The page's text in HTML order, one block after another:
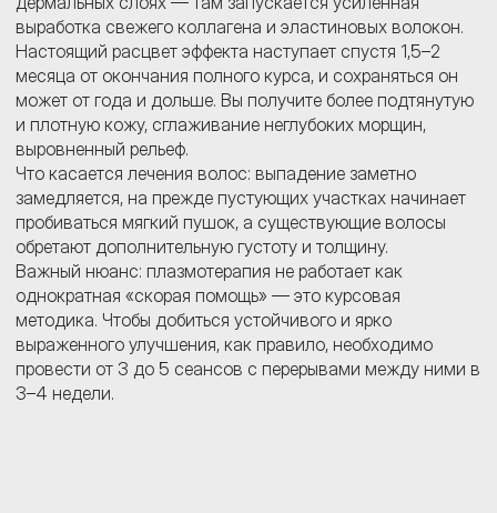
выработка свежего коллагена и эластиновых волокон.
Настоящий расцвет эффекта наступает спустя 1,5–2
месяца от окончания полного курса, и сохраняться он
может от года и дольше. Вы получите более подтянутую
и плотную кожу, сглаживание неглубоких морщин,
выровненный рельеф.
Что касается лечения волос: выпадение заметно
замедляется, на прежде пустующих участках начинает
пробиваться мягкий пушок, а существующие волосы
обретают дополнительную густоту и толщину.
Важный нюанс: плазмотерапия не работает как
однократная «скорая помощь» — это курсовая
методика. Чтобы добиться устойчивого и ярко
выраженного улучшения, как правило, необходимо
провести от 3 до 5 сеансов с перерывами между ними в
3–4 недели.